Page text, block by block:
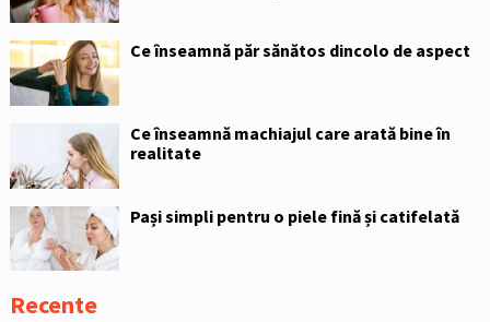
Ce înseamnă păr sănătos dincolo de aspect
Ce înseamnă machiajul care arată bine în
realitate
Pași simpli pentru o piele fină și catifelată
Recente